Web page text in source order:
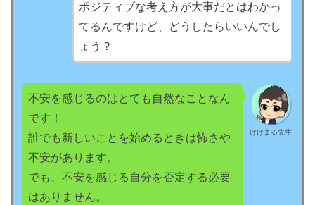
ポジティブな考え方が大事だとはわかっ
てるんですけど、どうしたらいいんでし
ょう？
けけまる先生
不安を感じるのはとても自然なことなん
です！
誰でも新しいことを始めるときは怖さや
不安があります。
でも、不安を感じる自分を否定する必要
はありません。